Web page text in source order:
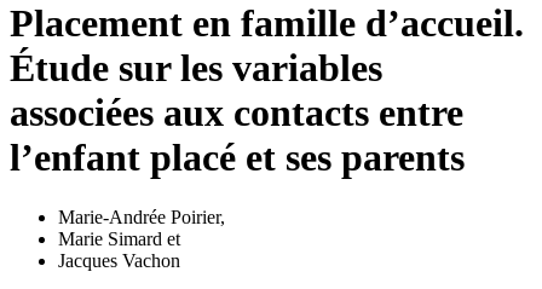
Placement en famille d’accueil.
Étude sur les variables
associées aux contacts entre
l’enfant placé et ses parents
Marie-Andrée Poirier,
Marie Simard et
Jacques Vachon